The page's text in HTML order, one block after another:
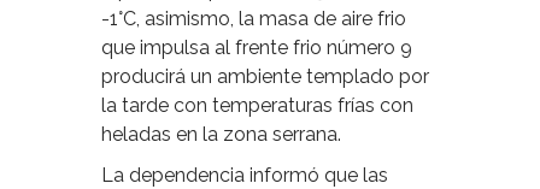
-1°C, asimismo, la masa de aire frio
que impulsa al frente frio número 9
producirá un ambiente templado por
la tarde con temperaturas frías con
heladas en la zona serrana.
La dependencia informó que las